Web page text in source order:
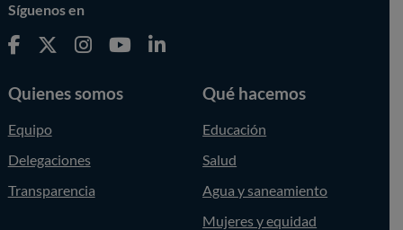
Síguenos en
Quienes somos
Equipo
Delegaciones
Transparencia
Qué hacemos
Educación
Salud
Agua y saneamiento
Mujeres y equidad